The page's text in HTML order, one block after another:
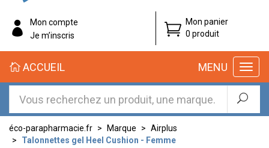
éco-
parapharmacie.fr
éco-
parapharmacie.fr
Mon compte
Je m’inscris
Mon panier
0 produit
MENU
ACCUEIL
éco-parapharmacie.fr Marque
Airplus
Talonnettes gel Heel Cushion - Femme